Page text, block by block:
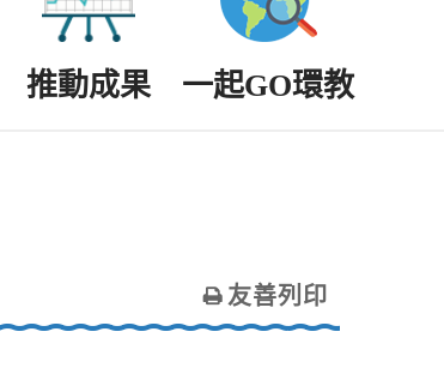
推動成果 一起GO環教
友善列印